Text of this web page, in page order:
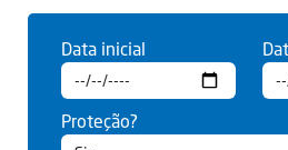
Data inicial
Proteção?